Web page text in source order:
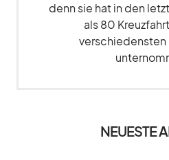
denn sie hat in den
als 80
verschiedensten
NEUESTE